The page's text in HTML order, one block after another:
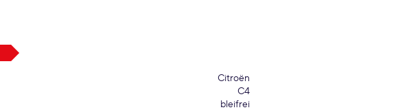
Citroën
C4
bleifrei